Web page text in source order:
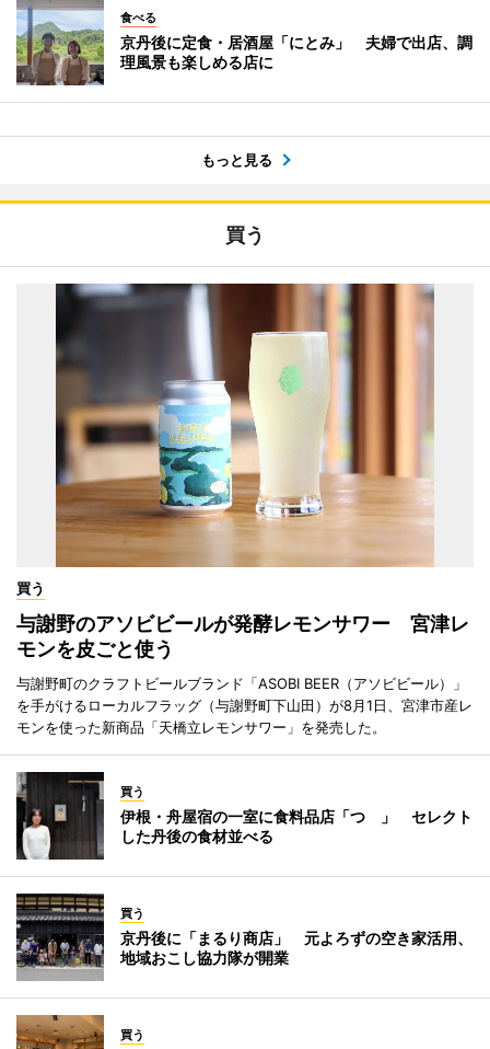
食べる
京丹後に定食・居酒屋「にとみ」 夫婦で出店、調
理風景も楽しめる店に
もっと見る
買う
買う
与謝野のアソビビールが発酵レモンサワー 宮津レ
モンを皮ごと使う
与謝野町のクラフトビールブランド「ASOBI BEER（アソビビール）」
を手がけるローカルフラッグ（与謝野町下山田）が8月1日、宮津市産レ
モンを使った新商品「天橋立レモンサワー」を発売した。
買う
伊根・舟屋宿の一室に食料品店「つゝ」 セレクト
した丹後の食材並べる
買う
京丹後に「まるり商店」 元よろずの空き家活用、
地域おこし協力隊が開業
買う